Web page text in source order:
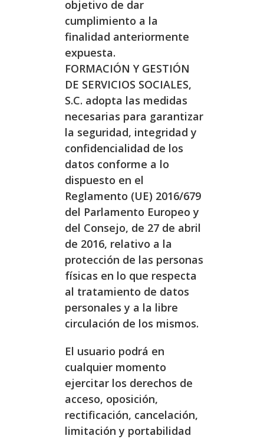
objetivo de dar
cumplimiento a la
finalidad anteriormente
expuesta.
FORMACIÓN Y GESTIÓN
DE SERVICIOS SOCIALES,
S.C. adopta las medidas
necesarias para garantizar
la seguridad, integridad y
confidencialidad de los
datos conforme a lo
dispuesto en el
Reglamento (UE) 2016/679
del Parlamento Europeo y
del Consejo, de 27 de abril
de 2016, relativo a la
protección de las personas
físicas en lo que respecta
al tratamiento de datos
personales y a la libre
circulación de los mismos.
El usuario podrá en
cualquier momento
ejercitar los derechos de
acceso, oposición,
rectificación, cancelación,
limitación y portabilidad